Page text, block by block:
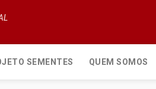
SEMENTES QUEM SOMOS